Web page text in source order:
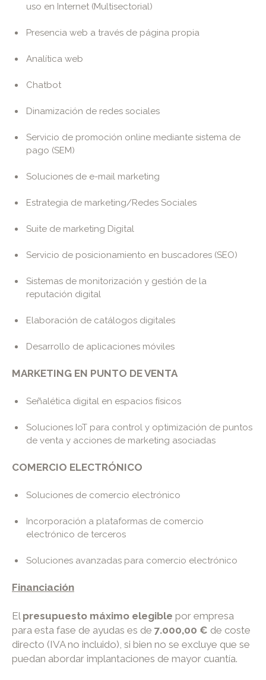
uso en Internet (Multisectorial)
Presencia web a través de página propia
Analítica web
Chatbot
Dinamización de redes sociales
Servicio de promoción online mediante sistema de
pago (SEM)
Soluciones de e-mail marketing
Estrategia de marketing/Redes Sociales
Suite de marketing Digital
Servicio de posicionamiento en buscadores (SEO)
Sistemas de monitorización y gestión de la
reputación digital
Elaboración de catálogos digitales
Desarrollo de aplicaciones móviles
MARKETING EN PUNTO DE VENTA
Señalética digital en espacios físicos
Soluciones IoT para control y optimización de puntos
de venta y acciones de marketing asociadas
COMERCIO ELECTRÓNICO
Soluciones de comercio electrónico
Incorporación a plataformas de comercio
electrónico de terceros
Soluciones avanzadas para comercio electrónico
Financiación
El presupuesto máximo elegible por empresa
para esta fase de ayudas es de 7.000,00 € de coste
directo (IVA no incluido), si bien no se excluye que se
puedan abordar implantaciones de mayor cuantía.